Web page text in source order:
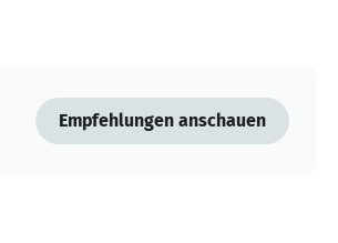
Empfehlungen anschauen